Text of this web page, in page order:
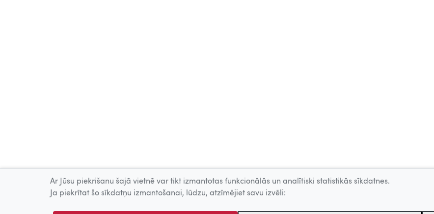
Ar Jūsu piekrišanu šajā vietnē var tikt izmantotas funkcionālās un analītiski statistikās sīkdatnes.
Ja piekrītat šo sīkdatņu izmantošanai, lūdzu, atzīmējiet savu izvēli: